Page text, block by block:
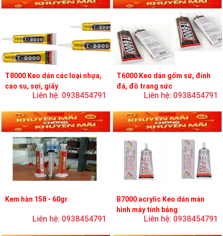
T8000 Keo dán các loại nhựa,
cao su, sợi, giấy
Liên hệ: 0938454791
T6000 Keo dán gốm sứ, đính
đá, đồ trang sức
Liên hệ: 0938454791
Kem hàn 158 - 60gr
Liên hệ: 0938454791
B7000 acrylic Keo dán màn
hình máy tính bảng
Liên hệ: 0938454791